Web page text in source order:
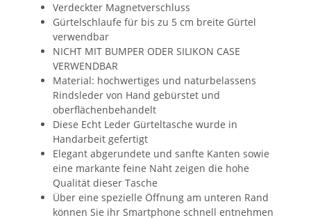
Verdeckter Magnetverschluss
Gürtelschlaufe für bis zu 5 cm breite Gürtel
verwendbar
NICHT MIT BUMPER ODER SILIKON CASE
VERWENDBAR
Material: hochwertiges und naturbelassens
Rindsleder von Hand gebürstet und
oberflächenbehandelt
Diese Echt Leder Gürteltasche wurde in
Handarbeit gefertigt
Elegant abgerundete und sanfte Kanten sowie
eine markante feine Naht zeigen die hohe
Qualität dieser Tasche
Über eine spezielle Öffnung am unteren Rand
können Sie ihr Smartphone schnell entnehmen